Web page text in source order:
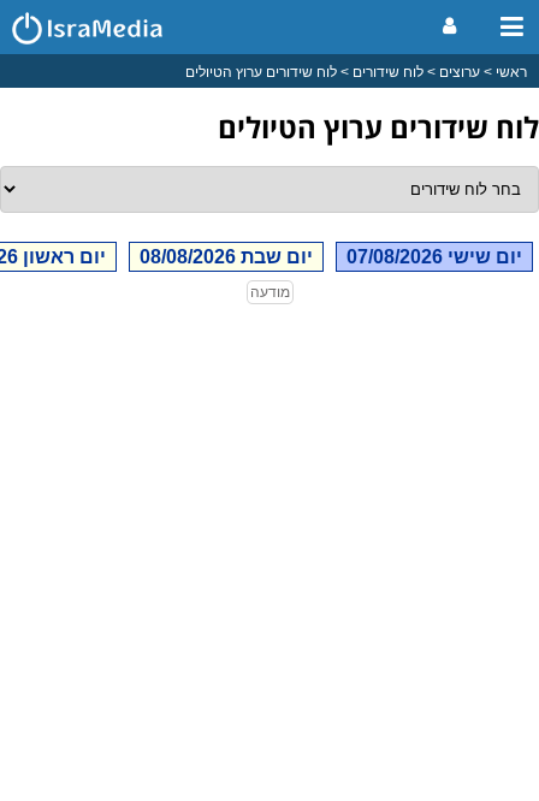
ראשי ערוצים לוח שידורים לוח שידורים ערוץ הטיולים
לוח שידורים ערוץ הטיולים
יום שישי 07/08/2026 יום שבת 08/08/2026 יום ראשון 09/08/2026